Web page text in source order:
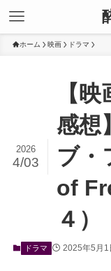
ホーム 映画 ドラマ
【
感想
ブ・
of
４）
2026
4/03
ドラマ 2025年5月1